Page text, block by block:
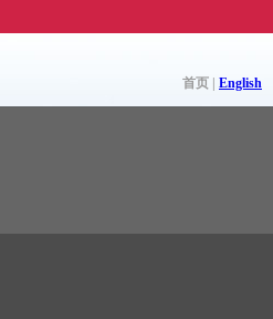
首页 | English